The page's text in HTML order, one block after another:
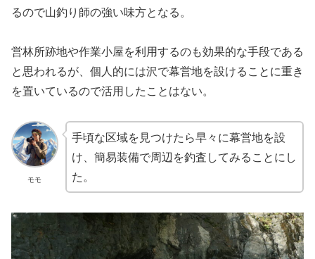
るので山釣り師の強い味方となる。
営林所跡地や作業小屋を利用するのも効果的な手段である
と思われるが、個人的には沢で幕営地を設けることに重き
を置いているので活用したことはない。
モモ
手頃な区域を見つけたら早々に幕営地を設
け、簡易装備で周辺を釣査してみることにし
た。